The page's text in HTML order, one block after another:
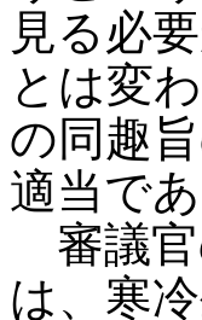
見る必
とは変
の同趣
適当で
審議官
は、寒